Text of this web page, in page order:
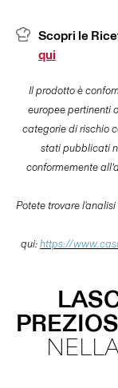
Scopri le
qui
Il prodotto è
europee pertinenti
categorie di rischio
stati pubblicati
conformemente
Potete trovare
qui:https://